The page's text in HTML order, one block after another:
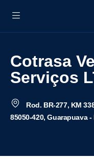
Cotrasa Veículos e
Serviços
Rod. BR-277, KM
85050-420, Guarapuava -